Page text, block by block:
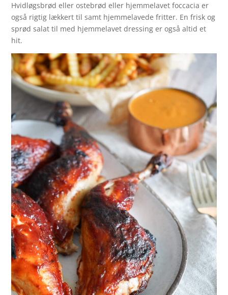
Hvidløgsbrød eller ostebrød eller hjemmelavet foccacia er
også rigtig lækkert til samt hjemmelavede fritter. En frisk og
sprød salat til med hjemmelavet dressing er også altid et
hit.